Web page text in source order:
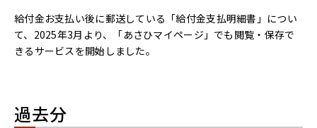
給付金お支払い後に郵送している「給付金支払明細書」につい
て、2025年3月より、「あさひマイページ」でも閲覧・保存で
きるサービスを開始しました。
過去分